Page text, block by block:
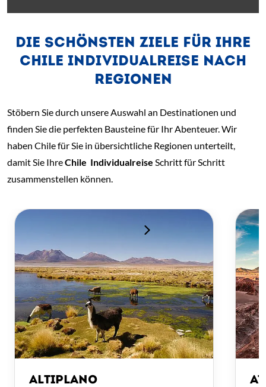
DIE SCHÖNSTEN ZIELE FÜR IHRE
CHILE INDIVIDUALREISE NACH
REGIONEN
Stöbern Sie durch unsere Auswahl an Destinationen und
finden Sie die perfekten Bausteine für Ihr Abenteuer. Wir
haben Chile für Sie in übersichtliche Regionen unterteilt,
damit Sie IhreChile Individualreise Schritt für Schritt
zusammenstellen können.
ALTIPLANO